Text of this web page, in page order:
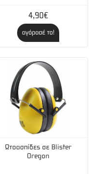
4,90€
αγόρασέ το!
Ωτοασπίδες σε Blister
Oregon